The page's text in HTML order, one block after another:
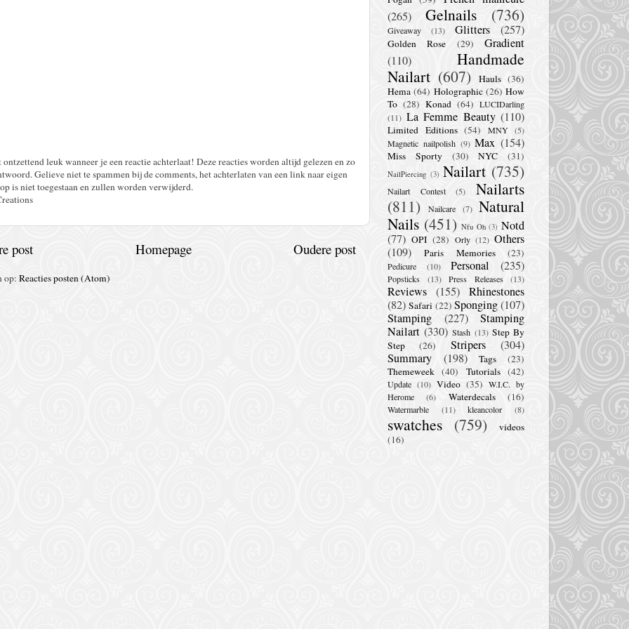
leuk wanneer je een reactie achterlaat! Deze reacties worden altijd gelezen en zo
Gelieve niet te spammen bij de comments, het achterlaten van een link naar eigen
is niet toegestaan en zullen worden verwijderd.
post Oudere post
Homepage
op: Reacties posten (Atom)
(265)
Gelnails (736)
Giveaway (13) Glitters (257)
Golden Rose (29)
Gradient
(110)
Handmade
Nailart (607) Hauls (36)
Hema (64) Holographic (26) How
To (28) Konad (64) LUCIDarling
(11) La Femme Beauty (110)
Limited Editions (54) MNY (5)
Magnetic nailpolish (9) Max (154)
Miss Sporty (30) NYC (31)
NailPiercing (3) Nailart (735)
Nailart Contest (5)
Nailarts
(811)
Nailcare (7) Natural
Nails (451) Nfu Oh (3) Notd
(77) OPI (28) Orly (12) Others
(109)
Paris Memories (23)
Pedicure (10) Personal (235)
Popsticks (13) Press Releases (13)
Reviews (155) Rhinestones
(82) Safari (22) Sponging(107)
Stamping
(227)
Stamping
Nailart (330) Stash (13) Step By
Step
(26) Stripers
(304)
Summary
(198) Tags
(23)
Themeweek (40) Tutorials (42)
Update (10) Video (35) W.I.C. by
Herome
(6) Waterdecals (16)
Watermarble (11) kleancolor (8)
swatches (759)
videos
(16)